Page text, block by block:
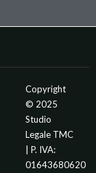
Copyright
© 2025
Studio
Legale TMC
| P. IVA:
01643680620